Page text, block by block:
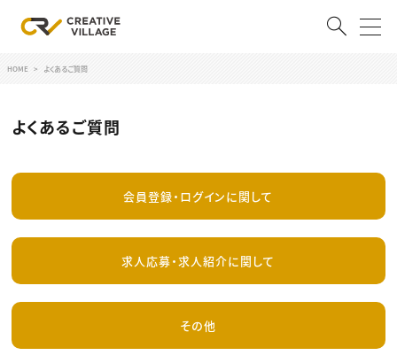
RECRUIT
クリエイター求人を探す
転職支援サービス
CONTENTS
HOME よくあるご質問
よくあるご質問
会員登録・ログインに関して
求人応募・求人紹介に関して
その他